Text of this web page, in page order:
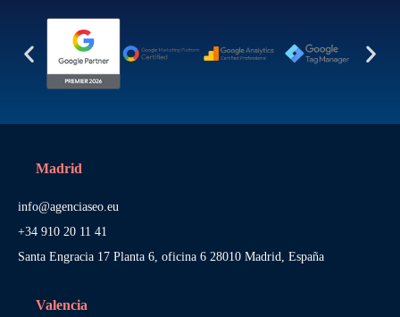
Madrid
info@agenciaseo.eu
+34 910 20 11 41
Santa Engracia 17 Planta 6, oficina 6 28010 Madrid, España
Valencia